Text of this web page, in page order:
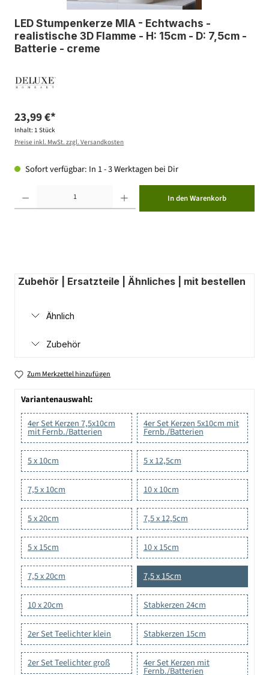
LED Stumpenkerze MIA - Echtwachs -
realistische 3D Flamme - H: 15cm - D: 7,5cm -
Batterie - creme
23,99 €*
Inhalt: 1 Stück
Preise inkl. MwSt. zzgl. Versandkosten
Sofort verfügbar: In 1 - 3 Werktagen bei Dir
In den Warenkorb
Zubehör | Ersatzteile | Ähnliches | mit bestellen
Ähnlich
Zubehör
Zum Merkzettel hinzufügen
Variantenauswahl:
4er Set Kerzen 7,5x10cm
mit Fernb./Batterien
4er Set Kerzen 5x10cm mit
Fernb./Batterien
5 x 10cm 5 x 12,5cm
7,5 x 10cm 10 x 10cm
5 x 20cm 7,5 x 12,5cm
5 x 15cm 10 x 15cm
7,5 x 20cm 7,5 x 15cm
10 x 20cm Stabkerzen 24cm
2er Set Teelichter klein Stabkerzen 15cm
2er Set Teelichter groß 4er Set Kerzen mit
Fernb./Batterien